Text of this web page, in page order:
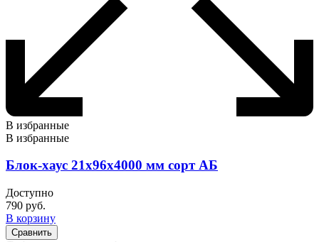
В избранные
В избранные
Блок-хаус 21х96х4000 мм сорт АБ
Доступно
790 руб.
В корзину
Сравнить